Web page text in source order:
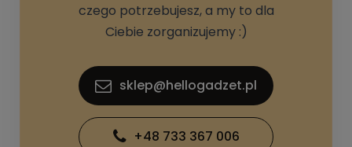
czego potrzebujesz, a my to dla
Ciebie zorganizujemy :)
sklep@hellogadzet.pl
+48 733 367 006